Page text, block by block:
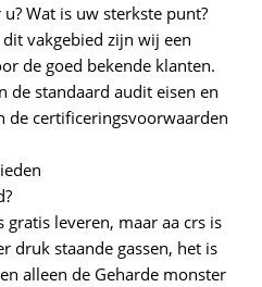
Wat is uw sterkste punt?
vakgebied zijn wij een
de goed bekende klanten.
de standaard audit eisen en
de certificeringsvoorwaarden
leveren, maar aa crs is
druk staande gassen, het is
alleen de Geharde monster